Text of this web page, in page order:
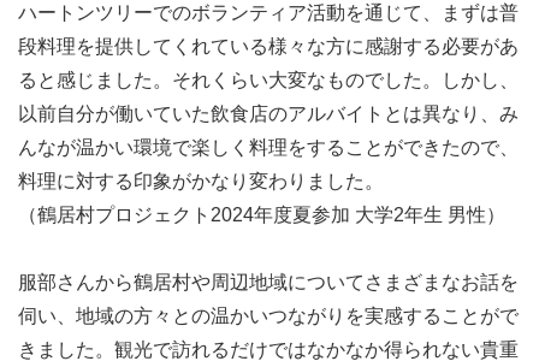
9月19日 事業所訪問/芋掘り体験/鶴居村移住者の方と交流
ハートンツリーでのボランティア活動を通じて、まずは普
段料理を提供してくれている様々な方に感謝する必要があ
ると感じました。それくらい大変なものでした。しかし、
以前自分が働いていた飲食店のアルバイトとは異なり、み
んなが温かい環境で楽しく料理をすることができたので、
料理に対する印象がかなり変わりました。
（鶴居村プロジェクト2024年度夏参加 大学2年生 男性）
服部さんから鶴居村や周辺地域についてさまざまなお話を
伺い、地域の方々との温かいつながりを実感することがで
きました。観光で訪れるだけではなかなか得られない貴重